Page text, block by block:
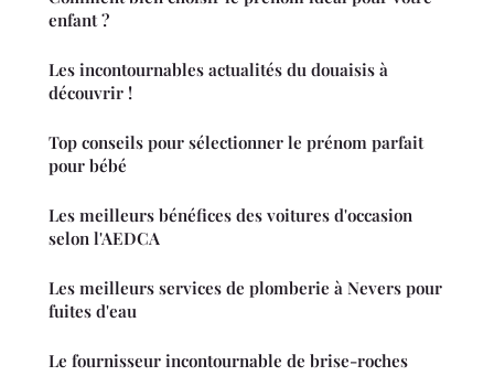
enfant ?
Les incontournables actualités du douaisis à
découvrir !
Top conseils pour sélectionner le prénom parfait
pour bébé
Les meilleurs bénéfices des voitures d'occasion
selon l'AEDCA
Les meilleurs services de plomberie à Nevers pour
fuites d'eau
Le fournisseur incontournable de brise-roches